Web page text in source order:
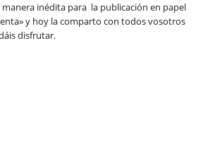
manera inédita para la publicación en papel
y hoy la comparto con todos vosotros
disfrutar.